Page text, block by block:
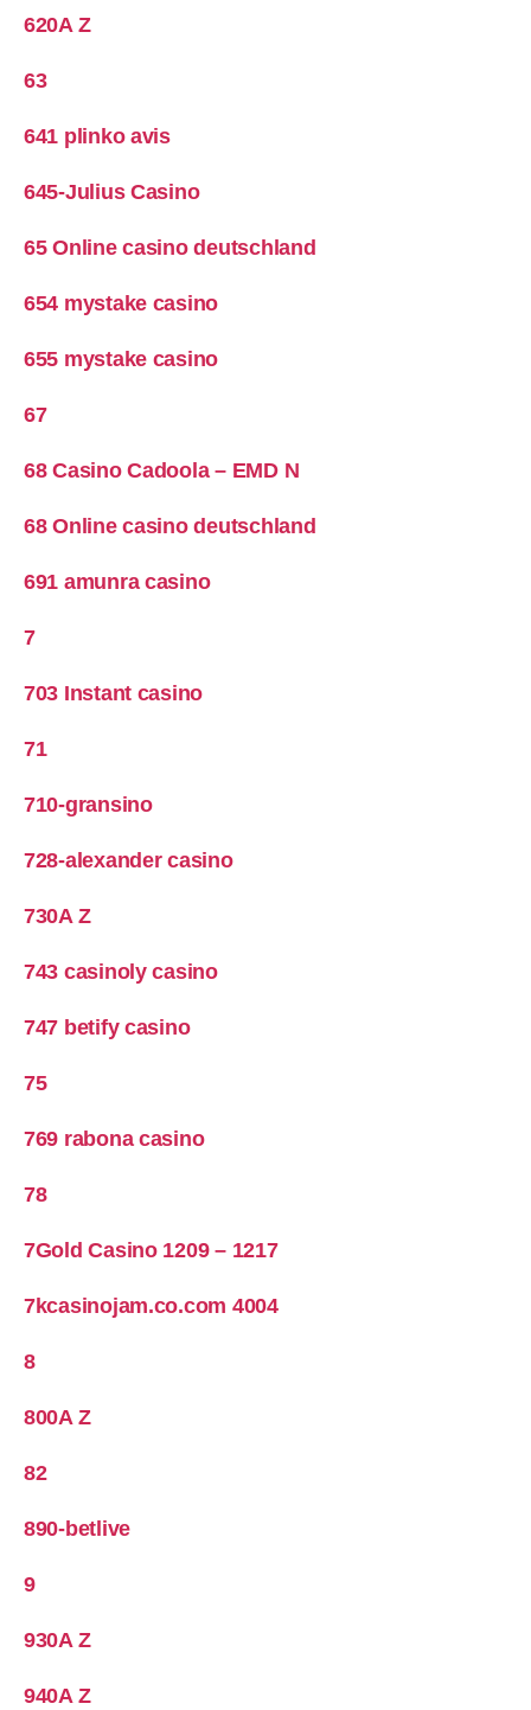
620A Z
63
641 plinko avis
645-Julius Casino
65 Online casino deutschland
654 mystake casino
655 mystake casino
67
68 Casino Cadoola – EMD N
68 Online casino deutschland
691 amunra casino
7
703 Instant casino
71
710-gransino
728-alexander casino
730A Z
743 casinoly casino
747 betify casino
75
769 rabona casino
78
7Gold Casino 1209 – 1217
7kcasinojam.co.com 4004
8
800A Z
82
890-betlive
9
930A Z
940A Z